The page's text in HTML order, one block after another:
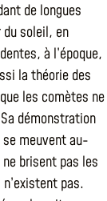
de longues
soleil, en
à l’époque,
la théorie des
les comètes ne
démonstration
meuvent au-
brisent pas les
pas.